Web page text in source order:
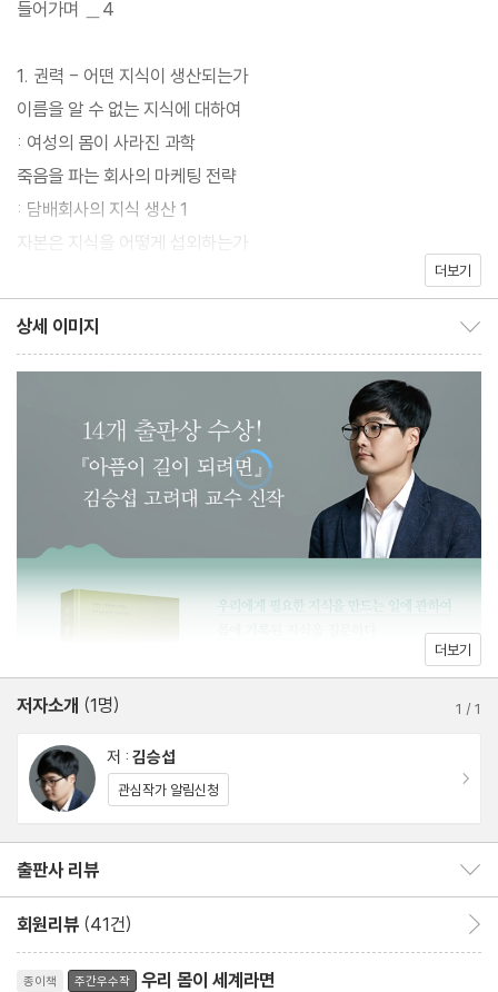
하는 전장”이라는 저자의 말처럼 이 책은 지식의 전쟁터가 된 우리
몸에 대하여 다루고 있다. 몸을 둘러싼 지식의 생산 과정에 대해 말
하면서, 어떤 지식이 생산되고 어떤 지식은 생산되지 않는지, 누가
왜 특정 지식을 생산하는지, 우리에게 필요한 지식을 만들기 위해
‘상식’이라 불리는 것들에 질문해야 하는 이유는 무엇인지 말하고 있
다.
전작 『아픔이 길이 되려면』이 10년간 김승섭 교수가 언론 매체를 통
해 소통한 글들을 엮은 것이라면, 신간 『우리 몸이 세계라면』은 지난
들을 ‘지식’에 방점을 찍고 새로 집필한 책이다. 방대한 자료를 검토
했고, 그것들을 저자 특유의 정갈한 언어로 담아냈다. 과학과 역사의
사례, 현대의 여러 연구를 망라하며, 사회역학자의 글답게 데이터를
근거 삼아 이야기한다.
들어가며 ＿4
1. 권력 - 어떤 지식이 생산되는가
이름을 알 수 없는 지식에 대하여
: 여성의 몸이 사라진 과학
죽음을 파는 회사의 마케팅 전략
: 담배회사의 지식 생산 1
자본은 지식을 어떻게 섭외하는가
2. 시선 - 보는 것과 보지 않는 것
: 조선인의 몸에 제국주의를 묻다 1
일제강점기 동안 조선인은 더 건강해졌는가
: 조선인의 몸에 제국주의를 묻다 2
이 땅에 필요한 지식을 묻다
: 조선, 당대의 한계에서 최선의 과학을 한다는 것
불평등이 기록된 몸
: 건강불평등은 어떻게 사회에 반영되나
차별이 투영된 몸
: 과학적으로 불투명한 인종이라는 개념
4. 끝 - 죽음의 한가운데 있는 삶
가장 많은 이를 죽음에 이르게 하는 병
: 흑사병, 죽음이 일상이 된 중세의 풍경
더보기
상세 이미지
더보기
저자소개 (1명) 1 /1
저 : 김승섭
관심작가 알림신청
출판사 리뷰
회원리뷰 (41건)
종이책 주간우수작 우리 몸이 세계라면